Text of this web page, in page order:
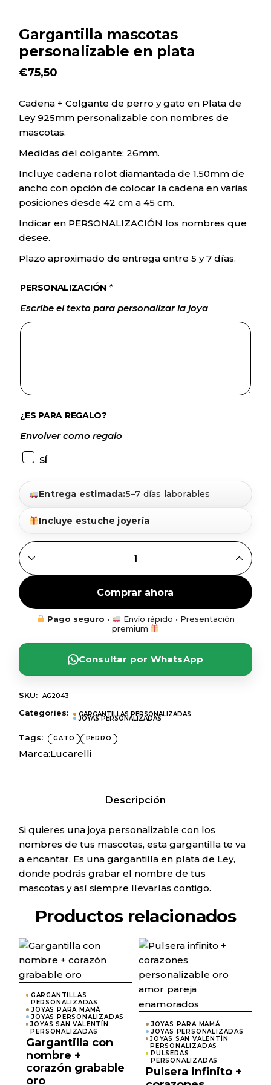
Gargantilla mascotas
personalizable en plata
€75,50
Cadena + Colgante de perro y gato en Plata de
Ley 925mm personalizable con nombres de
mascotas.
Medidas del colgante: 26mm.
Incluye cadena rolot diamantada de 1.50mm de
ancho con opción de colocar la cadena en varias
posiciones desde 42 cm a 45 cm.
Indicar en PERSONALIZACIÓN los nombres que
desee.
Plazo aproximado de entrega entre 5 y 7 días.
PERSONALIZACIÓN *
Escribe el texto para personalizar la joya
¿ES PARA REGALO?
Envolver como regalo
SÍ
Entrega estimada:5–7 días laborables
Incluye estuche joyería
GARGANTILLA MASCOTAS PERSONALIZABLE EN PLATA
Comprar ahora
Pago seguro •
Envío rápido • Presentación
premium
Consultar por WhatsApp
SKU: AG2043
Categories: GARGANTILLAS PERSONALIZADAS
JOYAS PERSONALIZADAS
Tags: GATO PERRO
Marca:Lucarelli
Descripción
Si quieres una joya personalizable con los
nombres de tus mascotas, esta gargantilla te va
a encantar. Es una gargantilla en plata de Ley,
donde podrás grabar el nombre de tus
mascotas y así siempre llevarlas contigo.
Productos relacionados
Este
producto
múltiples
variantes.
opciones
pueden
elegir
página
de
producto
GARGANTILLAS
PERSONALIZADAS
JOYAS PARA MAMÁ
JOYAS PERSONALIZADAS
JOYAS SAN VALENTÍN
PERSONALIZADAS
Gargantilla con
nombre +
corazón grabable
oro
se
JOYAS PARA MAMÁ
JOYAS PERSONALIZADAS
JOYAS SAN VALENTÍN
PERSONALIZADAS
PULSERAS
PERSONALIZADAS
Pulsera infinito +